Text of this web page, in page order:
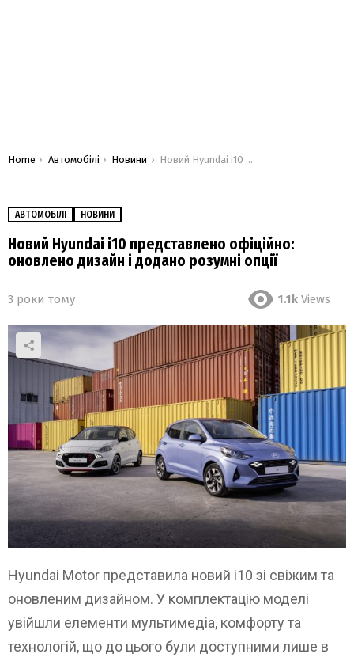
You are here:
Home Автомобілі Новини Новий Hyundai i10 представлено офіційно: оновлено дизайн і додано розумні опції
АВТОМОБІЛІ НОВИНИ
Новий Hyundai i10 представлено офіційно:
оновлено дизайн і додано розумні опції
3 роки тому 1.1k Views
Hyundai Motor представила новий i10 зі свіжим та
оновленим дизайном. У комплектацію моделі
увійшли елементи мультимедіа, комфорту та
технологій, що до цього були доступними лише в